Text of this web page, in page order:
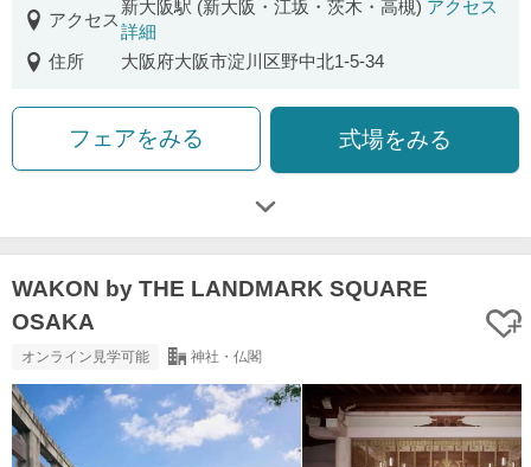
アクセス
新大阪駅 (新大阪・江坂・茨木・高槻) アクセス
詳細
住所
大阪府大阪市淀川区野中北1-5-34
フェアをみる 式場をみる
WAKON by THE LANDMARK SQUARE
OSAKA
オンライン見学可能 神社・仏閣